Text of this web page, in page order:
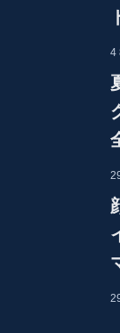
4